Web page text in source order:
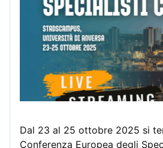
Dal 23 al 25 ottobre 2025 si
Conferenza Europea degli